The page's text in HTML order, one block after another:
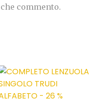
commento.